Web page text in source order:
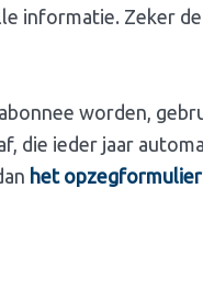
informatie. Zeker
worden,
die ieder jaar
het opzegformulier